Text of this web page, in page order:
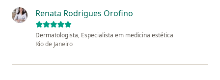
Renata Rodrigues Orofino
Dermatologista, Especialista em medicina estética
Rio de Janeiro